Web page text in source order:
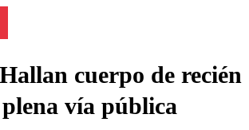
cuerpo de recién
vía pública